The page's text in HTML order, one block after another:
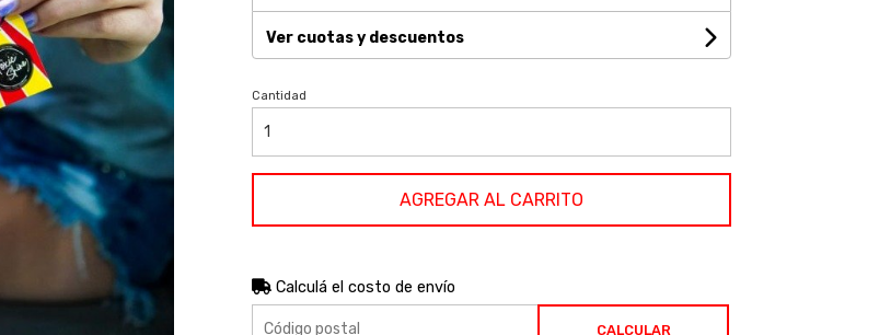
Ver cuotas y descuentos
Cantidad
AGREGAR AL CARRITO
Calculá el costo de envío
CALCULAR